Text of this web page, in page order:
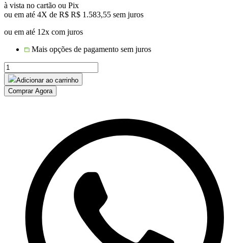
à vista no cartão ou Pix
ou em até 4X de R$ R$ 1.583,55 sem juros
ou em até 12x com juros
Mais opções de pagamento sem juros
MESA
BARCELONA
CENTRO
GIRATORIO
Adicionar ao carrinho
Comprar Agora